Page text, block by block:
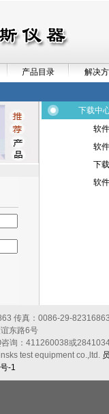
产品目录 解决
下载中
软
软
下
软
传真：0086-29-
东路6号
咨询：411260038或
test equipment co.,ltd.
-1